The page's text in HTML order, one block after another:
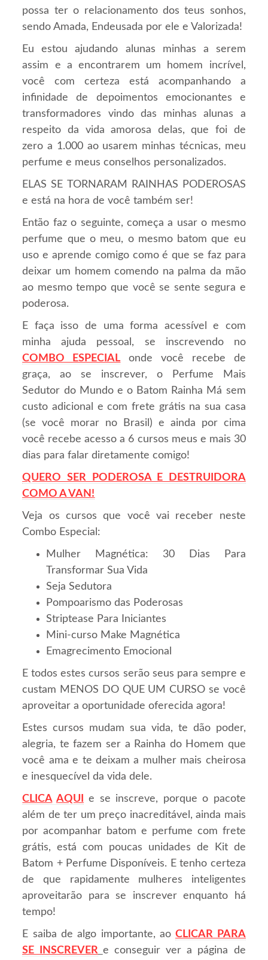
possa ter o relacionamento dos teus sonhos,
sendo Amada, Endeusada por ele e Valorizada!
Eu estou ajudando alunas minhas a serem
assim e a encontrarem um homem incrível,
você com certeza está acompanhando a
infinidade de depoimentos emocionantes e
transformadores vindo das minhas alunas a
respeito da vida amorosa delas, que foi de
zero a 1.000 ao usarem minhas técnicas, meu
perfume e meus conselhos personalizados.
ELAS SE TORNARAM RAINHAS PODEROSAS
e está na hora de você também ser!
Então faz o seguinte, começa a usar o mesmo
perfume que o meu, o mesmo batom que eu
uso e aprende comigo como é que se faz para
deixar um homem comendo na palma da mão
ao mesmo tempo que você se sente segura e
poderosa.
E faça isso de uma forma acessível e com
minha ajuda pessoal, se inscrevendo no
COMBO ESPECIAL onde você recebe de
graça, ao se inscrever, o Perfume Mais
Sedutor do Mundo e o Batom Rainha Má sem
custo adicional e com frete grátis na sua casa
(se você morar no Brasil) e ainda por cima
você recebe acesso a 6 cursos meus e mais 30
dias para falar diretamente comigo!
QUERO SER PODEROSA E DESTRUIDORA
COMO A VAN!
Veja os cursos que você vai receber neste
Combo Especial:
Mulher Magnética: 30 Dias Para
Transformar Sua Vida
Seja Sedutora
Pompoarismo das Poderosas
Striptease Para Iniciantes
Mini-curso Make Magnética
Emagrecimento Emocional
E todos estes cursos serão seus para sempre e
custam MENOS DO QUE UM CURSO se você
aproveitar a oportunidade oferecida agora!
Estes cursos mudam sua vida, te dão poder,
alegria, te fazem ser a Rainha do Homem que
você ama e te deixam a mulher mais cheirosa
e inesquecível da vida dele.
CLICA AQUI
e se inscreve, porque o pacote
além de ter um preço inacreditável, ainda mais
por acompanhar batom e perfume com frete
grátis, está com poucas unidades de Kit de
Batom + Perfume Disponíveis. E tenho certeza
de que rapidamente mulheres inteligentes
aproveitarão para se inscrever enquanto há
tempo!
E saiba de algo importante, aoCLICAR PARA
SE INSCREVER e conseguir ver a página de